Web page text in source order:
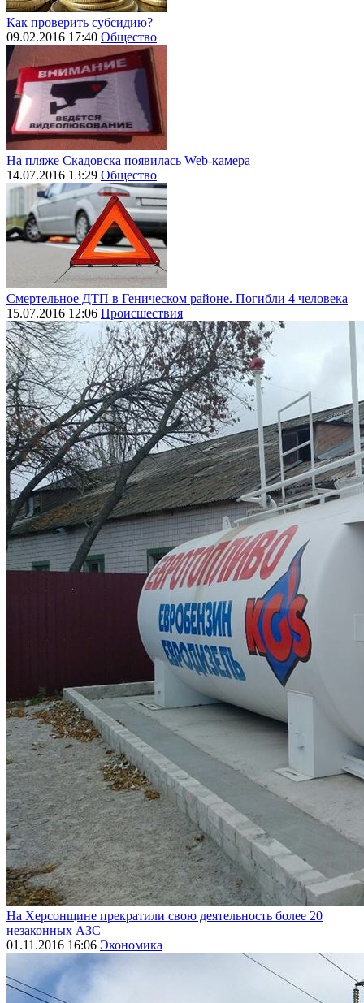
Как проверить субсидию?
09.02.2016 17:40 Общество
На пляже Скадовска появилась Web-камера
14.07.2016 13:29 Общество
Смертельное ДТП в Геническом районе. Погибли 4 человека
15.07.2016 12:06 Происшествия
На Херсонщине прекратили свою деятельность более 20
незаконных АЗС
01.11.2016 16:06 Экономика